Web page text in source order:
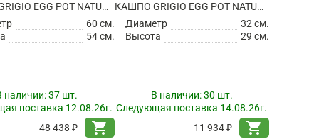
КАШПО GRIGIO EGG POT NATURAL CONCRETE
60 см.
54 см.
наличии:37 шт.
поставка 12.08.26г.
48 438 ₽
shopping_cart
КАШПО GRIGIO EGG POT NATURAL-CONCRETE
Диаметр
32 см.
Высота
29 см.
В наличии:30 шт.
Следующая поставка 14.08.26г.
11 934 ₽
shopping_cart